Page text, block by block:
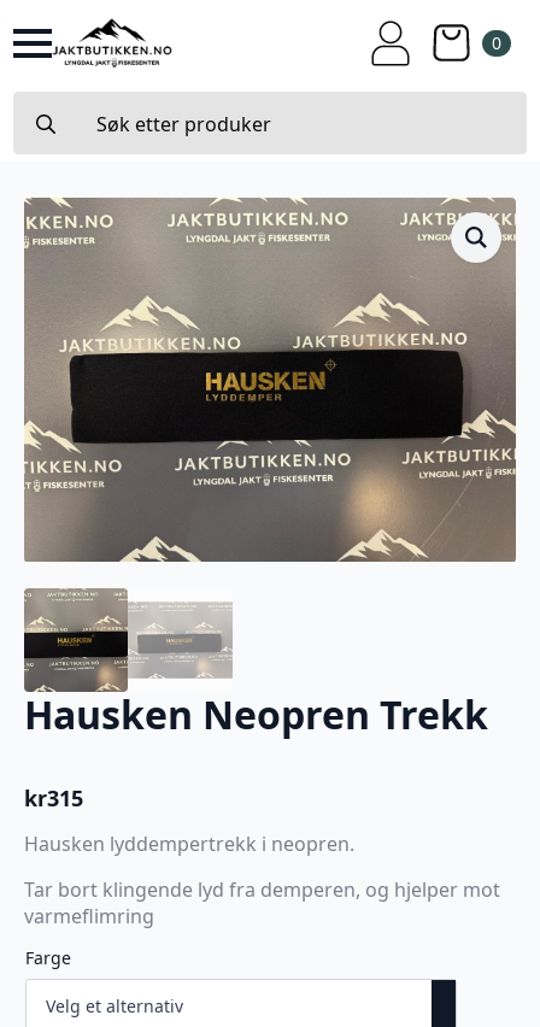
0
for:
Hausken Neopren Trekk
kr315
Hausken lyddempertrekk i neopren.
Tar bort klingende lyd fra demperen, og hjelper mot
varmeflimring
Farge